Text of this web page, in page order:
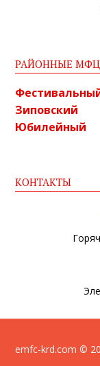
РАЙОННЫЕ МФЦ
Зиповский
Юбилейный
КОНТАКТЫ
emfc-krd.com ©